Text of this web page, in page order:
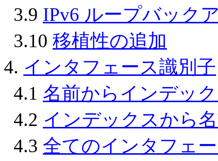
3.9 IPv6 ループバック
3.10 移植性の追加
4. インタフェース識別子
4.1 名前からインデッ
4.2 インデックスから
4.3 全てのインタフェ